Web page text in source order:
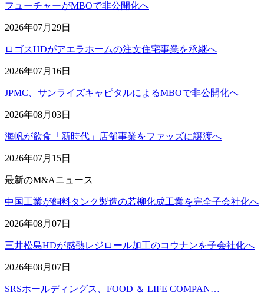
フューチャーがMBOで非公開化へ
2026年07月29日
ロゴスHDがアエラホームの注文住宅事業を承継へ
2026年07月16日
JPMC、サンライズキャピタルによるMBOで非公開化へ
2026年08月03日
海帆が飲食「新時代」店舗事業をファッズに譲渡へ
2026年07月15日
最新のM&Aニュース
中国工業が飼料タンク製造の若柳化成工業を完全子会社化へ
2026年08月07日
三井松島HDが感熱レジロール加工のコウナンを子会社化へ
2026年08月07日
SRSホールディングス、FOOD ＆ LIFE COMPAN…